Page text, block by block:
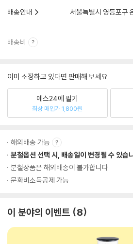
배송안내
서울특별시 영등포구
배송비
이미 소장하고 있다면 판매해 보세요.
예스24에 팔기
최상 매입가 1,800원
해외배송 가능
분철옵션 선택 시, 배송일이 변경될 수 있습
분철상품은 해외배송이 불가합니다.
문화비소득공제 가능
이 분야의 이벤트 8